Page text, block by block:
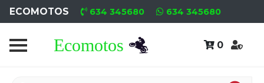
ECOMOTOS 634 345680 634 345680
0
Home